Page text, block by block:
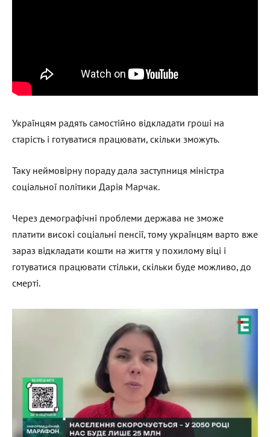
Українцям радять самостійно відкладати гроші на
старість і готуватися працювати, скільки зможуть.
Таку неймовірну пораду дала заступниця міністра
соціальної політики Дарія Марчак.
Через демографічні проблеми держава не зможе
платити високі соціальні пенсії, тому українцям варто вже
зараз відкладати кошти на життя у похилому віці і
готуватися працювати стільки, скільки буде можливо, до
смерті.